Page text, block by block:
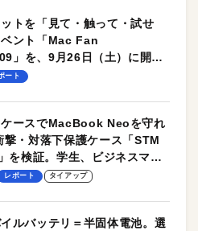
トを「見て・触って・試せ
ント「Mac Fan
」を、9月26日（土）に開催
ート
ースでMacBook Neoを守れ
撃・対落下保護ケース「STM
を検証。学生、ビジネスマン
ースに最適！
レポート タイアップ
ルバッテリ＝半固体電池。選